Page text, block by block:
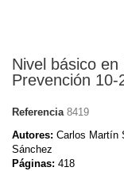
Nivel básico
Prevención 10-
Referencia 8419
Autores: Carlos Martín
Sánchez
Páginas: 418